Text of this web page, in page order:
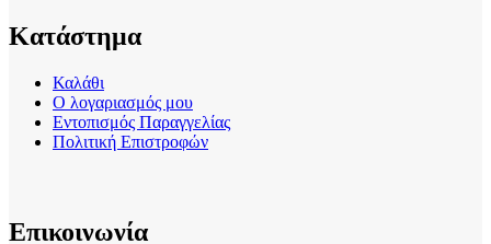
Κατάστημα
Καλάθι
Ο λογαριασμός μου
Εντοπισμός Παραγγελίας
Πολιτική Επιστροφών
Επικοινωνία